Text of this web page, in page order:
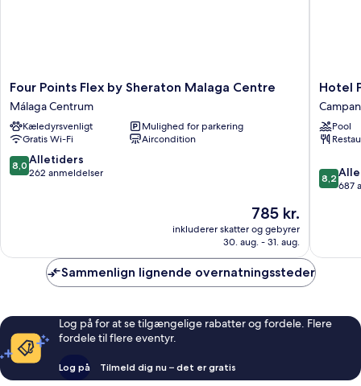
Four
Points
Flex
by
Sheraton
Malaga
Centre
Four Points Flex by Sheraton Malaga Centre
Málaga Centrum
Kæledyrsvenligt
Mulighed for parkering
Gratis Wi-Fi
Aircondition
8.0
ud
8,0 Alletiders
262 anmeldelser
Prisen
785 kr.
785 kr.
inkluderer skatter og gebyrer
30. aug. - 31. aug.
Hotel
Posadas
de
España
Málaga
Hotel
Pool
8.2
ud
8,2
687
Sammenlign lignende overnatningssteder
Log på for at se tilgængelige rabatter og fordele. Flere
fordele til flere eventyr.
Log på Tilmeld dig nu – det er gratis